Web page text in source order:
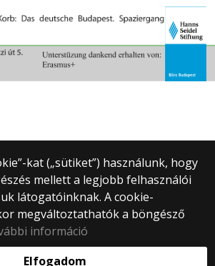
kat („sütiket”) használunk, hogy
mellett a legjobb felhasználói
látogatóinknak. A cookie-
megváltoztathatók a böngésző
információ
Elfogadom
Loránd Tudományegyetem
jog fenntartva.
Egyetem tér 1–3.
+36 1 411 6500